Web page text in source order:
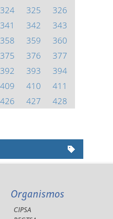
324 325
326
341 342
343
358 359
360
375 376
377
392 393
394
409 410
411
426 427
428
Organismos
CIPSA